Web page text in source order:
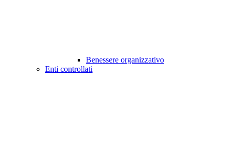
Benessere organizzativo
Enti controllati